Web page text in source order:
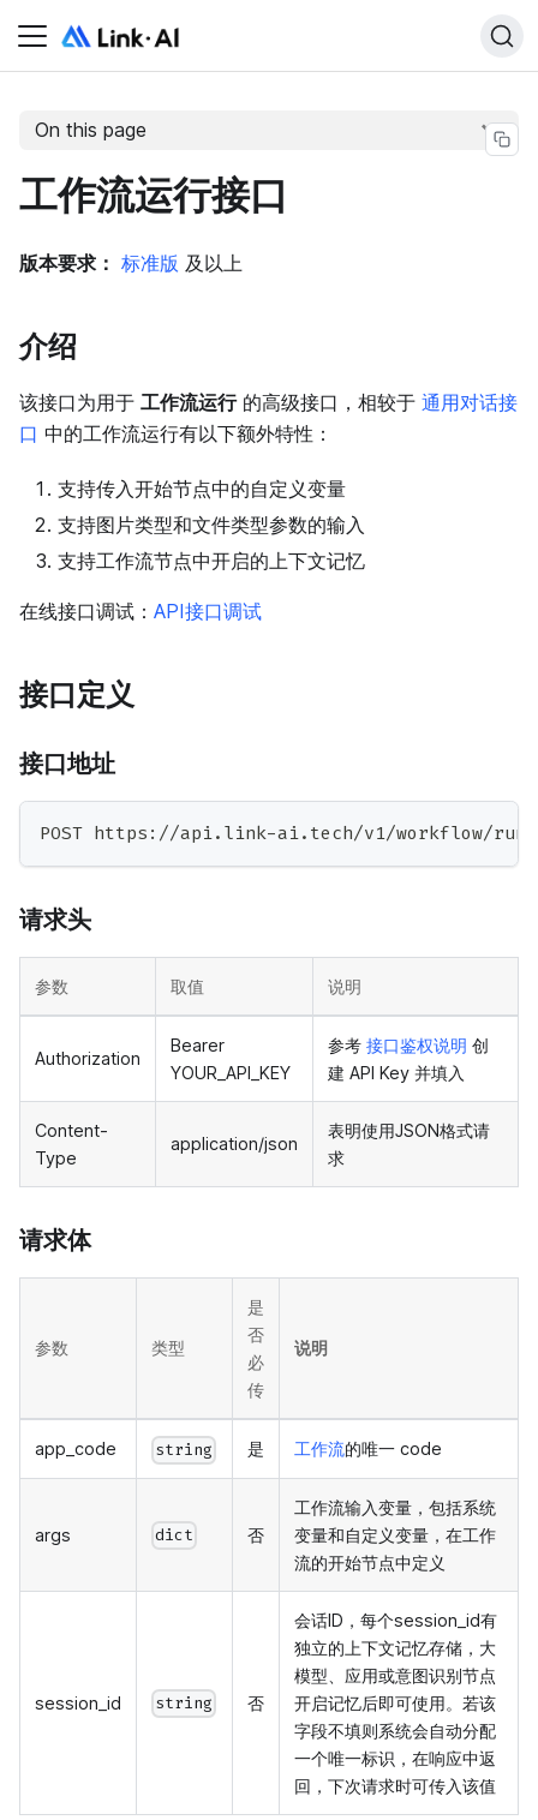
On this page
工作流运行接口
版本要求： 标准版 及以上
介绍
该接口为用于 工作流运行的高级接口，相较于 通用对话接
口 中的工作流运行有以下额外特性：
支持传入开始节点中的自定义变量
支持图片类型和文件类型参数的输入
支持工作流节点中开启的上下文记忆
在线接口调试： API接口调试
接口定义
接口地址
POST https://api.link-ai.tech/v1/workflow/run
请求头
参数 取值 说明
Authorization
Bearer
YOUR_API_KEY
参考 接口鉴权说明 创
建 API Key 并填入
Content-
Type
application/json
表明使用JSON格式请
求
请求体
参数 类型
是
否
必
传
说明
app_code string 是 工作流的唯一 code
args dict 否
工作流输入变量，包括系统
变量和自定义变量，在工作
流的开始节点中定义
session_id string 否
会话ID，每个session_id有
独立的上下文记忆存储，大
模型、应用或意图识别节点
开启记忆后即可使用。若该
字段不填则系统会自动分配
一个唯一标识，在响应中返
回，下次请求时可传入该值